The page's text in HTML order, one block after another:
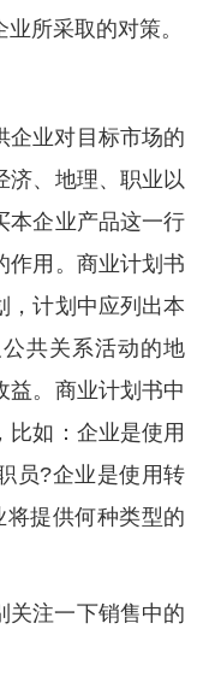
所采取的对策。
企业对目标市场的
济、地理、职业以
本企业产品这一行
作用。商业计划书
，计划中应列出本
共关系活动的地
益。商业计划书中
比如：企业是使用
员?企业是使用转
提供何种类型的
关注一下销售中的